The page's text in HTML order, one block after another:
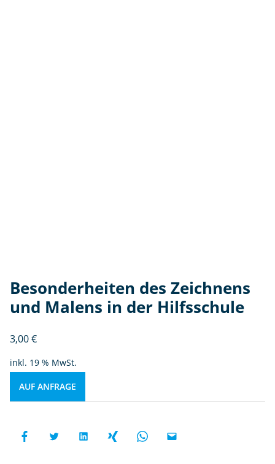
Besonderheiten des Zeichnens
und Malens in der Hilfsschule
3,00€
inkl. 19 % MwSt.
AUF ANFRAGE